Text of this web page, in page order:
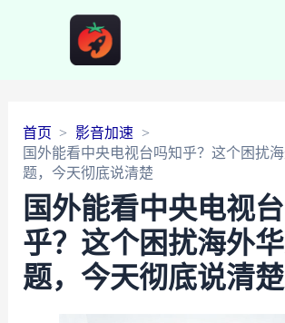
首页
影音加速
国外能看中央电视台吗知乎？这个困扰
题，今天彻底说清楚
国外能看中央电视
乎？这个困扰海外
题，今天彻底说清楚